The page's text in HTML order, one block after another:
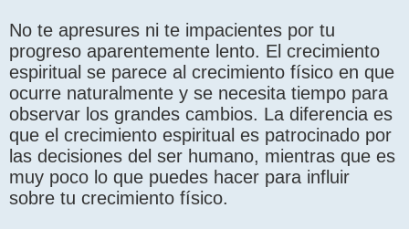
No te apresures ni te impacientes por tu
progreso aparentemente lento. El crecimiento
espiritual se parece al crecimiento físico en que
ocurre naturalmente y se necesita tiempo para
observar los grandes cambios. La diferencia es
que el crecimiento espiritual es patrocinado por
las decisiones del ser humano, mientras que es
muy poco lo que puedes hacer para influir
sobre tu crecimiento físico.